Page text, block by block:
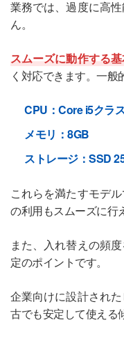
業務では、過度に高
ん。
スムーズに動作する
く対応できます。一般
CPU：Core i5クラ
メモリ：8GB
ストレージ：SSD
これらを満たすモデ
の利用もスムーズに行
また、入れ替えの頻
定のポイントです。
企業向けに設計され
古でも安定して使える